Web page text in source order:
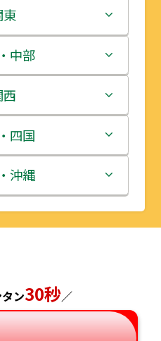
道
県
県
県
県
県
東
県
県
県
県
県
県
中部
県
県
県
県
県
県
西
県
県
府
県
県
四国
県
県
県
県
沖縄
県
県
県
ン30秒／